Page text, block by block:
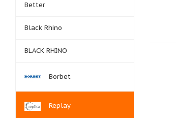
Better
Black Rhino
BLACK RHINO
Borbet
Replay